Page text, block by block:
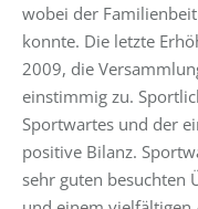
wobei der
konnte. Die letzte
2009, die
einstimmig zu.
Sportwartes und der
positive Bilanz.
sehr guten besuchten